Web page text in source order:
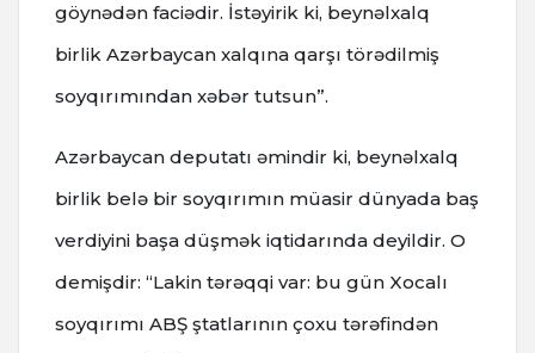
göynədən faciədir. İstəyirik ki, beynəlxalq
birlik Azərbaycan xalqına qarşı törədilmiş
soyqırımından xəbər tutsun”.
Azərbaycan deputatı əmindir ki, beynəlxalq
birlik belə bir soyqırımın müasir dünyada baş
verdiyini başa düşmək iqtidarında deyildir. O
demişdir: “Lakin tərəqqi var: bu gün Xocalı
soyqırımı ABŞ ştatlarının çoxu tərəfindən